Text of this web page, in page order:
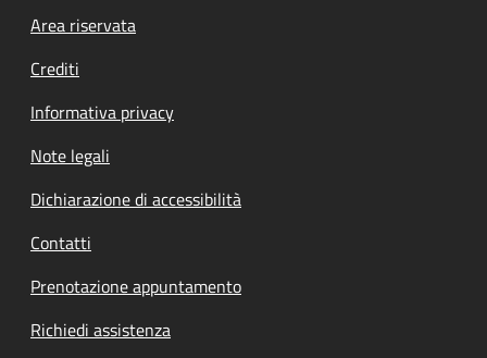
Footer menu
Area riservata
Crediti
Informativa privacy
Note legali
Dichiarazione di accessibilità
Contatti
Prenotazione appuntamento
Richiedi assistenza